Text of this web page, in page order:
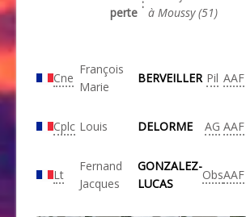
perte
:
à Moussy (51)
Cne
François
Marie
BERVEILLER Pil AAF
Cplc Louis DELORME AG AAF
Lt
Fernand
Jacques
GONZALEZ-
LUCAS
ObsAAF